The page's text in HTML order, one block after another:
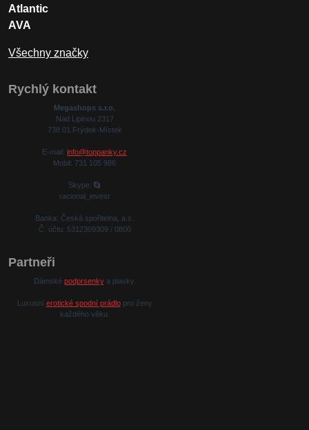
Atlantic
AVA
Všechny značky
Rychlý kontakt
Megashops s.r.o.
Nad Lipinou 2317
738 01 Frýdek-Místek
E-mail: info@toppanky.cz
Mobil: 731 105 986
Skype:
racional_invest
Banka: Česká spořitelna, a.s.
Č. účtu: 5312309309 / 0800
Partneři
Dámské podprsenkya plavky.
Luxusní erotické spodní prádlopro ženy
každého věku.